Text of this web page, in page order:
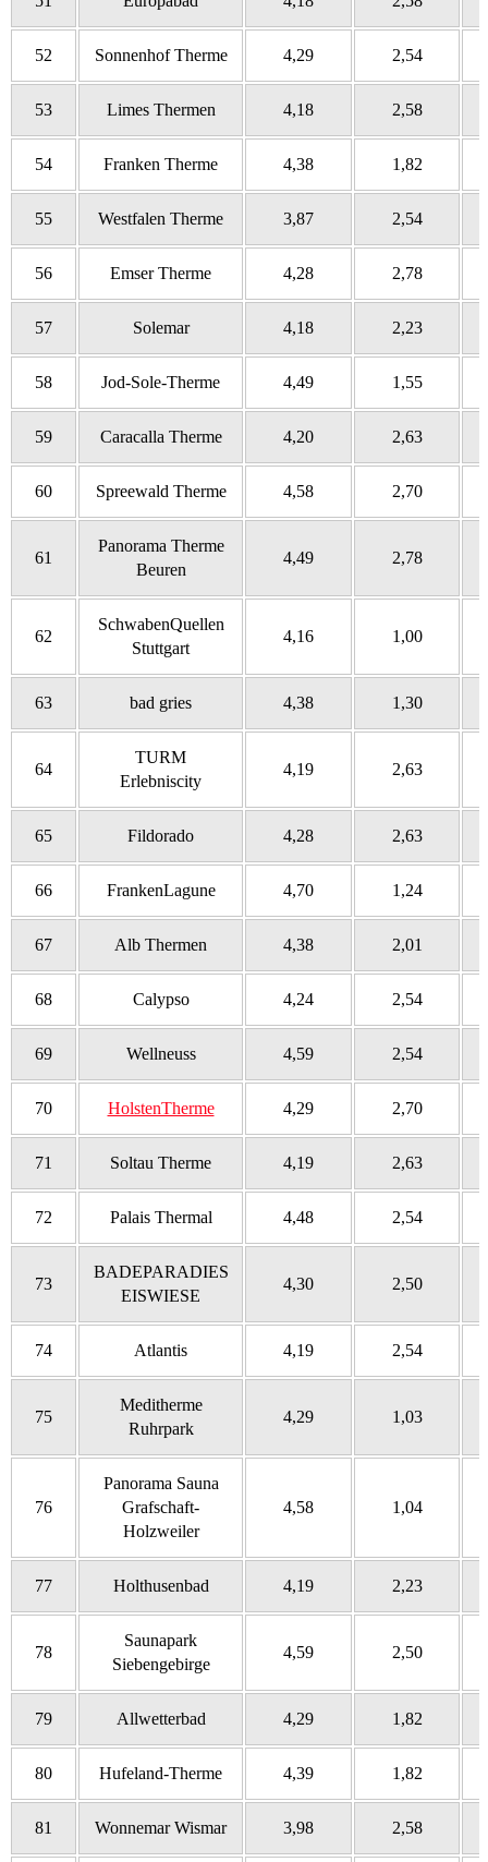
52 Sonnenhof Therme 4,29 2,54
53 Limes Thermen 4,18 2,58
54 Franken Therme 4,38 1,82
55 Westfalen Therme 3,87 2,54
56 Emser Therme 4,28 2,78
57 Solemar 4,18 2,23
58 Jod-Sole-Therme 4,49 1,55
59 Caracalla Therme 4,20 2,63
60 Spreewald Therme 4,58 2,70
61
Panorama Therme
Beuren
4,49 2,78
62
SchwabenQuellen
Stuttgart
4,16 1,00
63 bad gries 4,38 1,30
64
TURM
Erlebniscity
4,19 2,63
65 Fildorado 4,28 2,63
66 FrankenLagune 4,70 1,24
67 Alb Thermen 4,38 2,01
68 Calypso 4,24 2,54
69 Wellneuss 4,59 2,54
70 HolstenTherme 4,29 2,70
71 Soltau Therme 4,19 2,63
72 Palais Thermal 4,48 2,54
73
BADEPARADIES
EISWIESE
4,30 2,50
74 Atlantis 4,19 2,54
75
Meditherme
Ruhrpark
4,29 1,03
76
Panorama Sauna
Grafschaft-
Holzweiler
4,58 1,04
77 Holthusenbad 4,19 2,23
78
Saunapark
Siebengebirge
4,59 2,50
79 Allwetterbad 4,29 1,82
80 Hufeland-Therme 4,39 1,82
81 Wonnemar Wismar 3,98 2,58